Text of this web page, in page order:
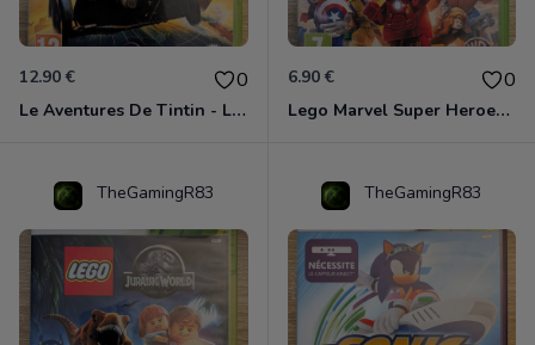
12.90 € 0
Le Aventures De Tintin - Le Secret De La Licorne Xbox 360
6.90 € 0
Lego Marvel Super Heroes Xbox 360
TheGamingR83 TheGamingR83